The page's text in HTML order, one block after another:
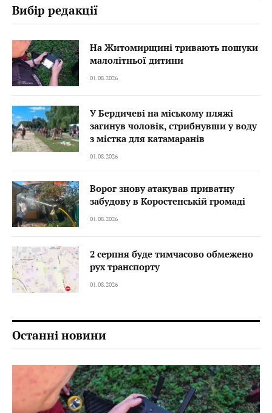
Вибір редакції
На Житомирщині тривають пошуки
малолітньої дитини
01.08.2026
У Бердичеві на міському пляжі
загинув чоловік, стрибнувши у воду
з містка для катамаранів
01.08.2026
Ворог знову атакував приватну
забудову в Коростенській громаді
01.08.2026
2 серпня буде тимчасово обмежено
рух транспорту
01.08.2026
Останні новини